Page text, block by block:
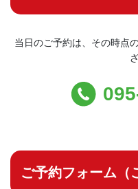
当日のご予約は、その時点
ご予約フォーム（